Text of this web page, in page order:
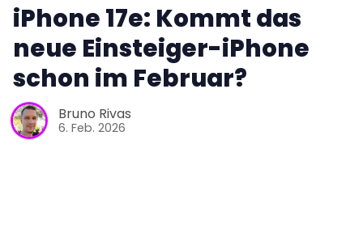
iPhone 17e: Kommt das
neue Einsteiger-iPhone
schon im Februar?
Bruno Rivas
6. Feb. 2026